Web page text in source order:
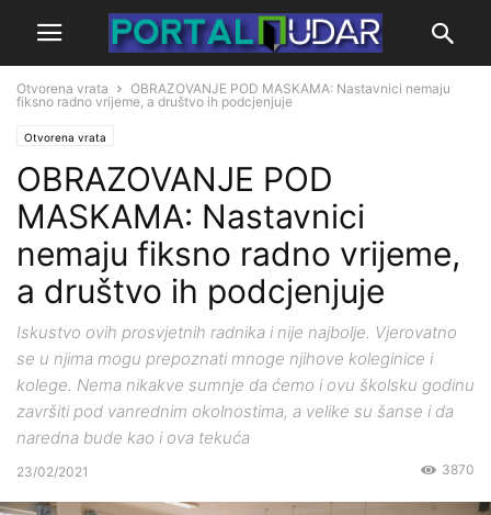
Otvorena vrata
OBRAZOVANJE POD MASKAMA: Nastavnici nemaju
fiksno radno vrijeme, a društvo ih podcjenjuje
Otvorena vrata
OBRAZOVANJE POD
MASKAMA: Nastavnici
nemaju fiksno radno vrijeme,
a društvo ih podcjenjuje
Iskustvo ovih prosvjetnih radnika i nije najbolje. Vjerovatno
se u njima mogu prepoznati mnoge njihove koleginice i
kolege. Nema nikakve sumnje da ćemo i ovu školsku godinu
završiti pod vanrednim okolnostima, a velike su šanse i da
naredna bude kao i ova tekuća
23/02/2021 3870